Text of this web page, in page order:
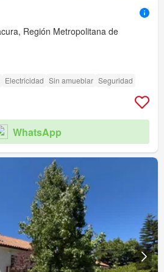
Región Metropolitana de
Electricidad Sin amueblar Seguridad
WhatsApp